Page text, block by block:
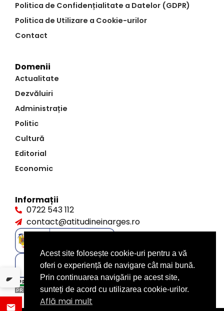
Politica de Confidențialitate a Datelor (GDPR)
Politica de Utilizare a Cookie-urilor
Contact
Domenii
Actualitate
Dezvăluiri
Administrație
Politic
Cultură
Editorial
Economic
Informații
0722 543 112
contact@atitudineinarges.ro
Acest site folosește cookie-uri pentru a vă
oferi o experiență de navigare cât mai bună.
Prin continuarea navigării pe acest site,
sunteți de acord cu utilizarea cookie-urilor.
Află mai mult